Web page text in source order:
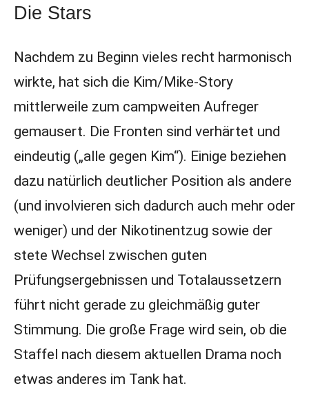
Die Stars
Nachdem zu Beginn vieles recht harmonisch
wirkte, hat sich die Kim/Mike-Story
mittlerweile zum campweiten Aufreger
gemausert. Die Fronten sind verhärtet und
eindeutig („alle gegen Kim“). Einige beziehen
dazu natürlich deutlicher Position als andere
(und involvieren sich dadurch auch mehr oder
weniger) und der Nikotinentzug sowie der
stete Wechsel zwischen guten
Prüfungsergebnissen und Totalaussetzern
führt nicht gerade zu gleichmäßig guter
Stimmung. Die große Frage wird sein, ob die
Staffel nach diesem aktuellen Drama noch
etwas anderes im Tank hat.